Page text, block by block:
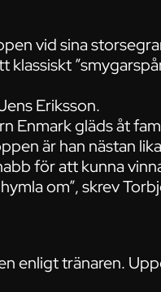
vid sina
Eriksson.
Enmark gläds åt
är han nästan
för att kunna
om”, skrev
enligt tränaren.